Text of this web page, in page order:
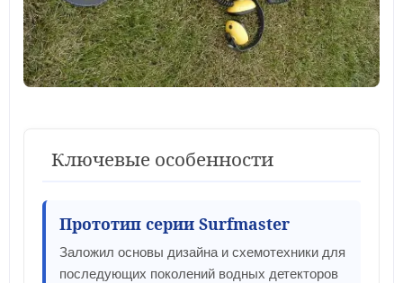
Ключевые особенности
Прототип серии Surfmaster
Заложил основы дизайна и схемотехники для
последующих поколений водных детекторов